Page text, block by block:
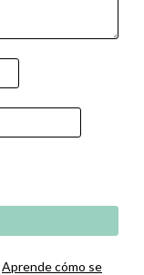
Aprende cómo se